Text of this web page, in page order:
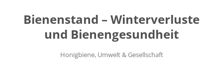
springen
Bienenstand – Winterverluste
und Bienengesundheit
Honigbiene, Umwelt & Gesellschaft